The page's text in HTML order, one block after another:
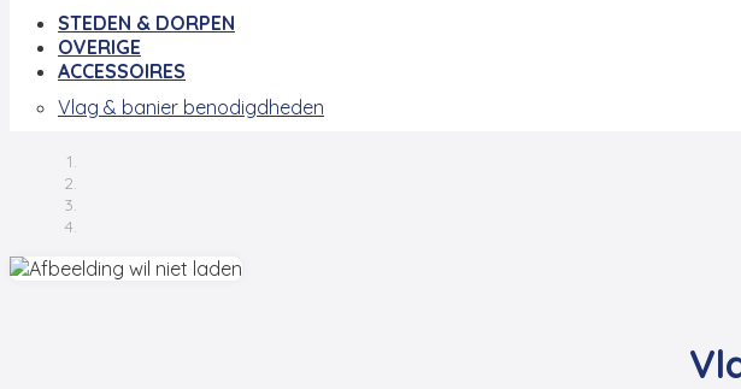
STEDEN & DORPEN
OVERIGE
ACCESSOIRES
Vlag & banier benodigdheden